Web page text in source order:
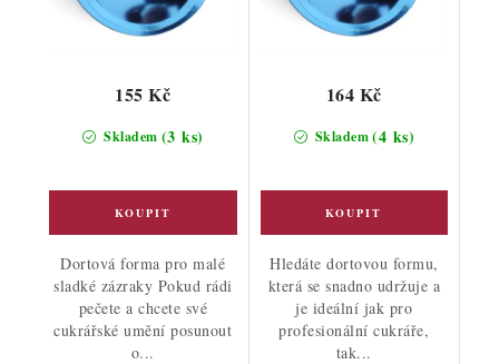
Skladem (3 ks)
155 Kč
Dortová forma pro malé
sladké zázraky Pokud rádi
pečete a chcete své
cukrářské umění posunout
o...
Skladem(4 ks)
164 Kč
Hledáte dortovou formu,
která se snadno udržuje a
je ideální jak pro
profesionální cukráře,
tak...